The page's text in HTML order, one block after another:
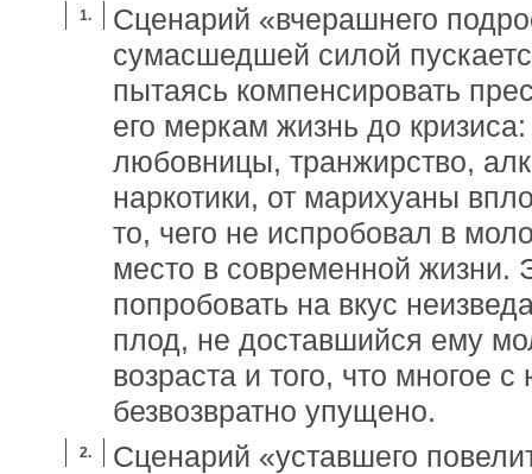
Сценарий «вчерашнего
сумасшедшей силой
пытаясь компенсировать
его меркам жизнь до
любовницы, транжирство,
наркотики, от марихуаны
то, чего не испробовал в
место в современной жизни.
попробовать на вкус
плод, не доставшийся ему
возраста и того, что многое
безвозвратно упущено.
Сценарий «уставшего